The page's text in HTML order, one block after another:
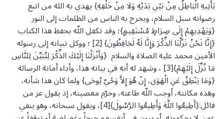
يَأْتِيهِ الْبَاطِلُ مِنْ بَيْنِ يَدَيْهِ وَلا مِنْ خَلْفِهِ} يهدي به الله من اتبع
رضوانه سبل السلام، ويخرج به الناس من الظلمات إلى النور
{وَيَهْدِيهِمْ إِلَى صِرَاطٍ مُسْتَقِيمٍ}؛ وقد تكفل اللّه بحفظ هذا الكتاب
{إِنَّا نَحْنُ نَزَّلْنَا الذِّكْرَ وَإِنَّا لَهُ لَحَافِظُونَ} [2] ؛ ووكل تبيانه إلى رسوله
الأمين محمد عليه الصلاة والسلام {وَأَنْزَلْنَا إِلَيْكَ الذِّكْرَ لِتُبَيِّنَ لِلنَّاسِ
مَا نُزِّلَ إِلَيْهِمْ}[3] ، وشهد له أنه في بيانه هذا، وأداء أمانة الرسالة
{وَمَا يَنْطِقُ عَنِ الْهَوَى، إِنْ هُوَ إِلاَّ وَحْيٌ يُوحَى} ولما كان هذا شأنه،
وهذه مكانته، أوجب اللّه طاعته، وحرّم معصيته، إذ يقول عز من
قائل:{أَطِيعُوا اللَّهَ وَأَطِيعُوا الرَّسُولَ}[4]، ويقول سبحانه، وهو ينفي